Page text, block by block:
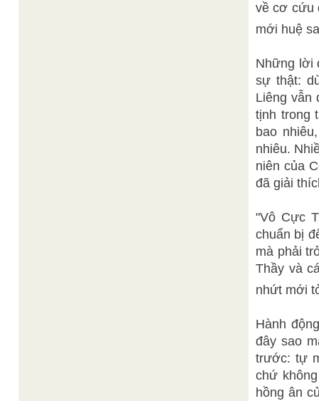
về cơ cứu
mới huệ
Những lời
sự thật:
Liêng vẫn
tịnh trong
bao
nhiêu.
niên của
đã giải
"Vô Cực
chuẩn bị
mà phải
Thầy và
nhứt mới
Hành
đây sao
trước: tự
chứ
hồng ân